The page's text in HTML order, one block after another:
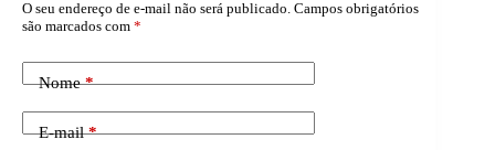
O seu endereço de e-mail não será publicado. Campos obrigatórios
são marcados com *
Nome*
E-mail*